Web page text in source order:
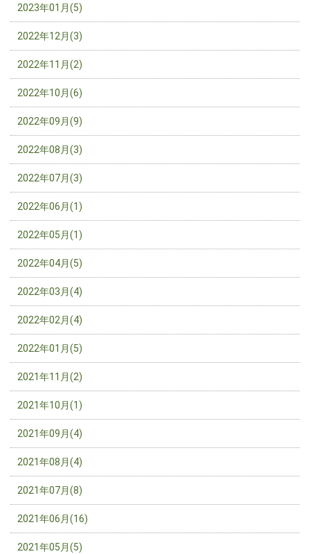
2023年01月(5)
2022年12月(3)
2022年11月(2)
2022年10月(6)
2022年09月(9)
2022年08月(3)
2022年07月(3)
2022年06月(1)
2022年05月(1)
2022年04月(5)
2022年03月(4)
2022年02月(4)
2022年01月(5)
2021年11月(2)
2021年10月(1)
2021年09月(4)
2021年08月(4)
2021年07月(8)
2021年06月(16)
2021年05月(5)